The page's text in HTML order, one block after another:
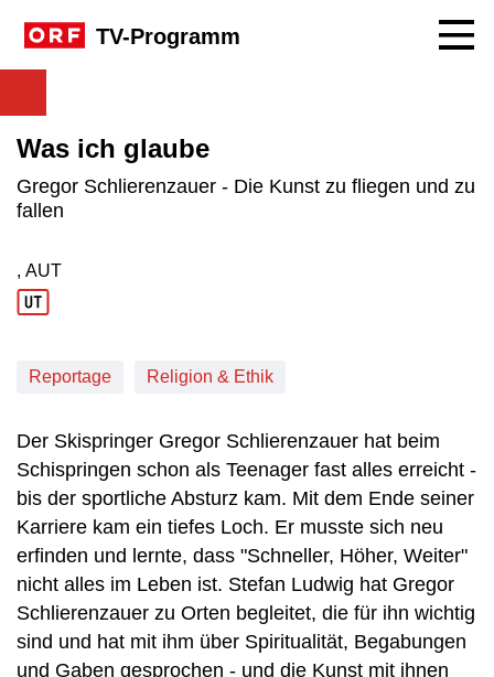
TV-Programm
Was ich glaube
Gregor Schlierenzauer - Die Kunst zu fliegen und zu
fallen
Produktionsland: AUT
, AUT
Reportage Religion & Ethik
Der Skispringer Gregor Schlierenzauer hat beim
Schispringen schon als Teenager fast alles erreicht -
bis der sportliche Absturz kam. Mit dem Ende seiner
Karriere kam ein tiefes Loch. Er musste sich neu
erfinden und lernte, dass "Schneller, Höher, Weiter"
nicht alles im Leben ist. Stefan Ludwig hat Gregor
Schlierenzauer zu Orten begleitet, die für ihn wichtig
sind und hat mit ihm über Spiritualität, Begabungen
und Gaben gesprochen - und die Kunst mit ihnen